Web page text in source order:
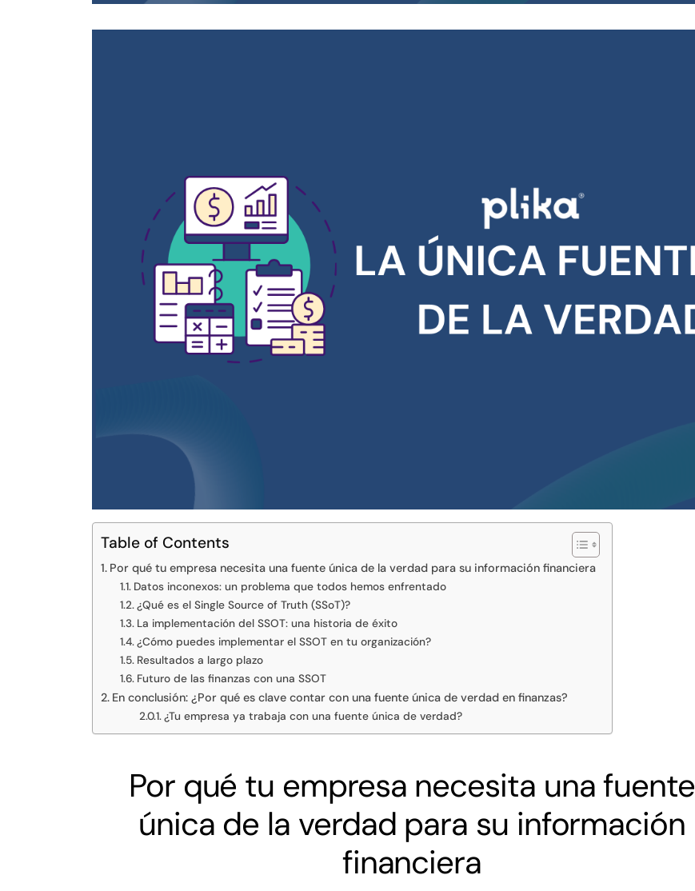
Table of Contents
Por qué tu empresa necesita una fuente única de la verdad para su información financiera
Datos inconexos: un problema que todos hemos enfrentado
¿Qué es el Single Source of Truth (SSoT)?
La implementación del SSOT: una historia de éxito
¿Cómo puedes implementar el SSOT en tu organización?
Resultados a largo plazo
Futuro de las finanzas con una SSOT
En conclusión: ¿Por qué es clave contar con una fuente única de verdad en finanzas?
¿Tu empresa ya trabaja con una fuente única de verdad?
Por qué tu empresa necesita una fuente
única de la verdad para su información
financiera